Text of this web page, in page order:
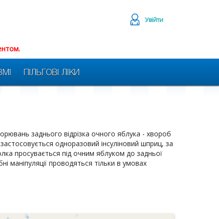
Увійти
ПІЛЬГОВІ ЛІКИ
заднього відрізка очного яблука - хвороб
одноразовий інсуліновий шприц, за
просувається під очним яблуком до задньої
маніпуляції проводяться тільки в умовах